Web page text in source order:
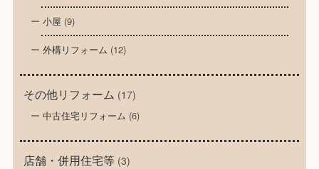
小屋 (9)
外構リフォーム (12)
その他リフォーム (17)
中古住宅リフォーム (6)
店舗・併用住宅等(3)